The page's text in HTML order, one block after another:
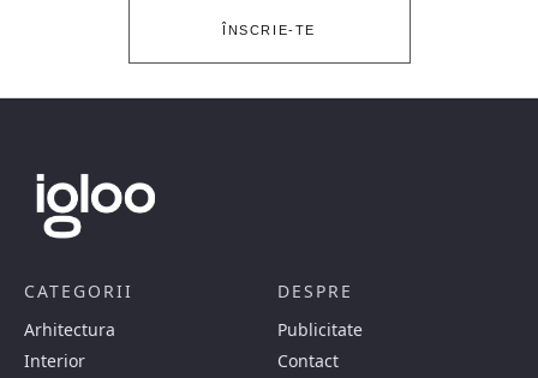
ÎNSCRIE-TE
CATEGORII
Arhitectura
Interior
DESPRE
Publicitate
Contact